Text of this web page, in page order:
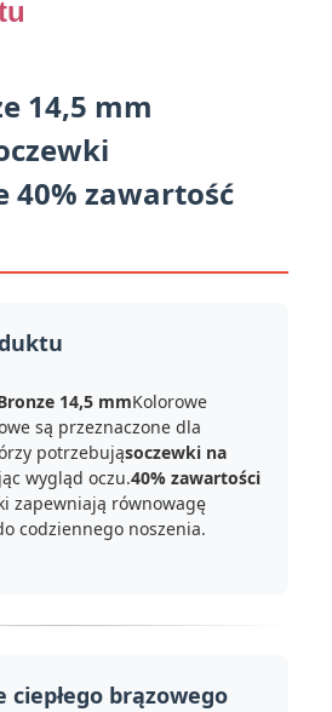
14,5 mm
zawartość
14,5 mmKolorowe
są przeznaczone dla
potrzebująsoczewki na
wygląd oczu.40% zawartości
zapewniają równowagę
codziennego noszenia.
ciepłego brązowego